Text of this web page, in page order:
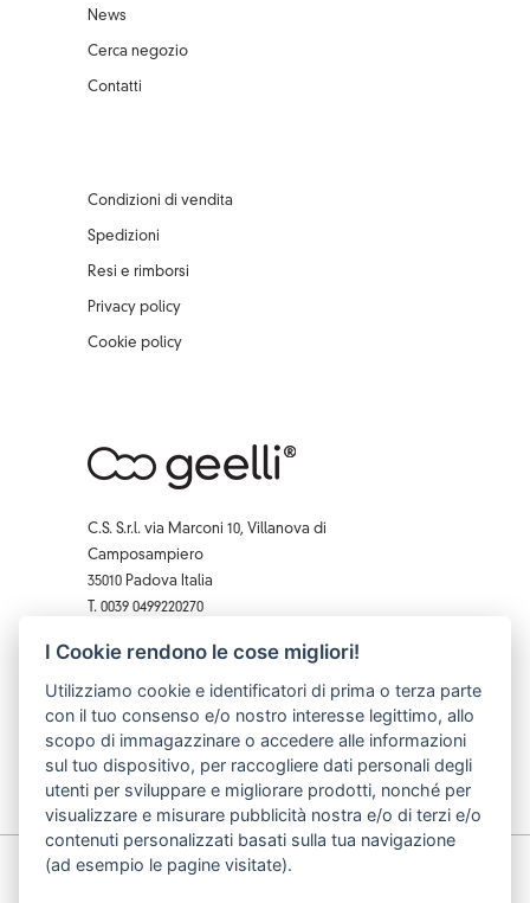
News
Cerca negozio
Contatti
Condizioni di vendita
Spedizioni
Resi e rimborsi
Privacy policy
Cookie policy
C.S. S.r.l. via Marconi 10, Villanova di
Camposampiero
35010 Padova Italia
T. 0039 0499220270
Facebook
Instagram
X Pinterest
YouTube
© C.S. S.r.l. p.iva: 03740490283 cod. fiscale: 03740490283
I Cookie rendono le cose migliori!
Utilizziamo cookie e identificatori di prima o terza parte
con il tuo consenso e/o nostro interesse legittimo, allo
scopo di immagazzinare o accedere alle informazioni
sul tuo dispositivo, per raccogliere dati personali degli
utenti per sviluppare e migliorare prodotti, nonché per
visualizzare e misurare pubblicità nostra e/o di terzi e/o
contenuti personalizzati basati sulla tua navigazione
(ad esempio le pagine visitate).